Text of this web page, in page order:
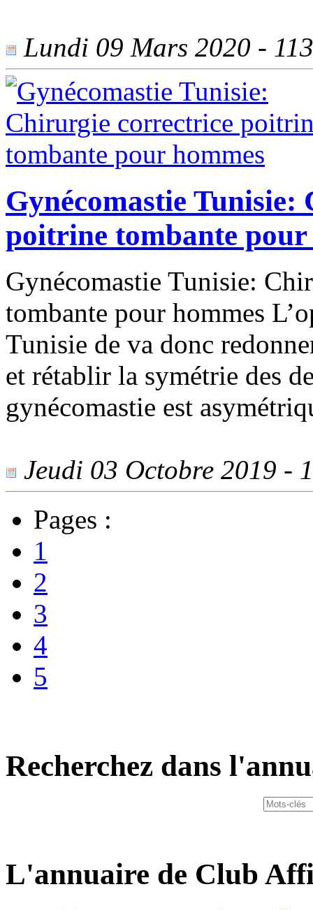
Lundi 09 Mars 2020 -
Gynécomastie
poitrine tombante pour
Gynécomastie Tunisie:
tombante pour hommes
Tunisie de va donc
et rétablir la symétrie des
gynécomastie est
Jeudi 03 Octobre 2019 -
Pages :
1
2
3
4
5
Recherchez dans
L'annuaire de Club